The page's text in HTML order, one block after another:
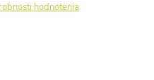
hodnotenia